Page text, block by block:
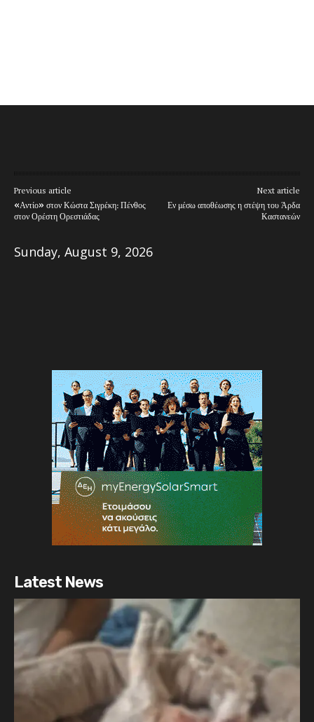
Previous article
«Αντίο» στον Κώστα Σιγρέκη: Πένθος
στον Ορέστη Ορεστιάδας
Next article
Εν μέσω αποθέωσης η στέψη του Άρδα
Καστανεών
Sunday, August 9, 2026
Latest News